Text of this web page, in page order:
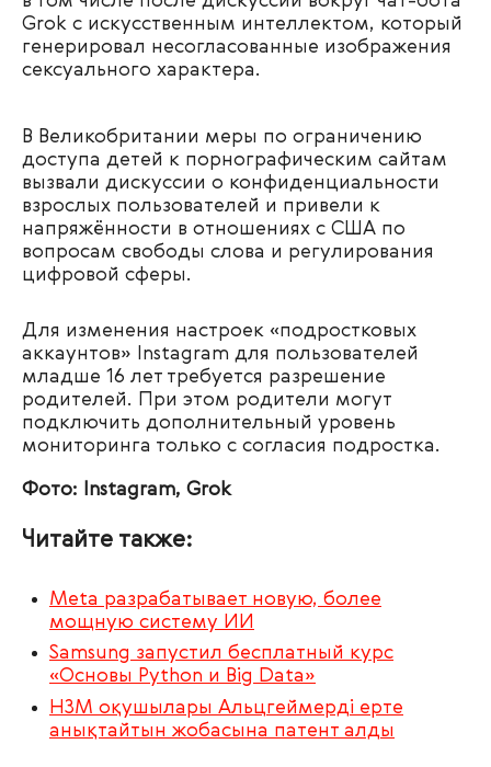
Grok с искусственным интеллектом, который
генерировал несогласованные изображения
сексуального характера.
В Великобритании меры по ограничению
доступа детей к порнографическим сайтам
вызвали дискуссии о конфиденциальности
взрослых пользователей и привели к
напряжённости в отношениях с США по
вопросам свободы слова и регулирования
цифровой сферы.
Для изменения настроек «подростковых
аккаунтов» Instagram для пользователей
младше 16 лет требуется разрешение
родителей. При этом родители могут
подключить дополнительный уровень
мониторинга только с согласия подростка.
Фото: Instagram, Grok
Читайте также:
Meta разрабатывает новую, более
мощную систему ИИ
Samsung запустил бесплатный курс
«Основы Python и Big Data»
НЗМ оқушылары Альцгеймерді ерте
анықтайтын жобасына патент алды